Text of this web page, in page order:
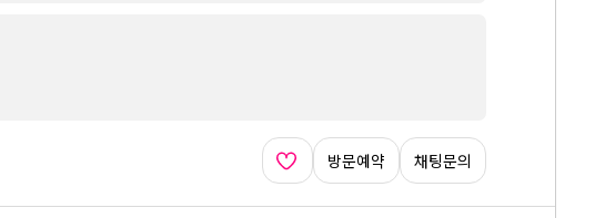
방문예약 채팅문의